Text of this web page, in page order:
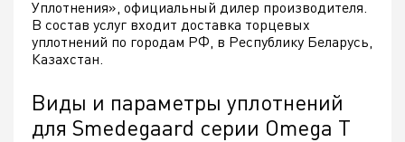
Уплотнения», официальный дилер производителя.
В состав услуг входит доставка торцевых
уплотнений по городам РФ, в Республику Беларусь,
Казахстан.
Виды и параметры уплотнений
для Smedegaard серии Omega T